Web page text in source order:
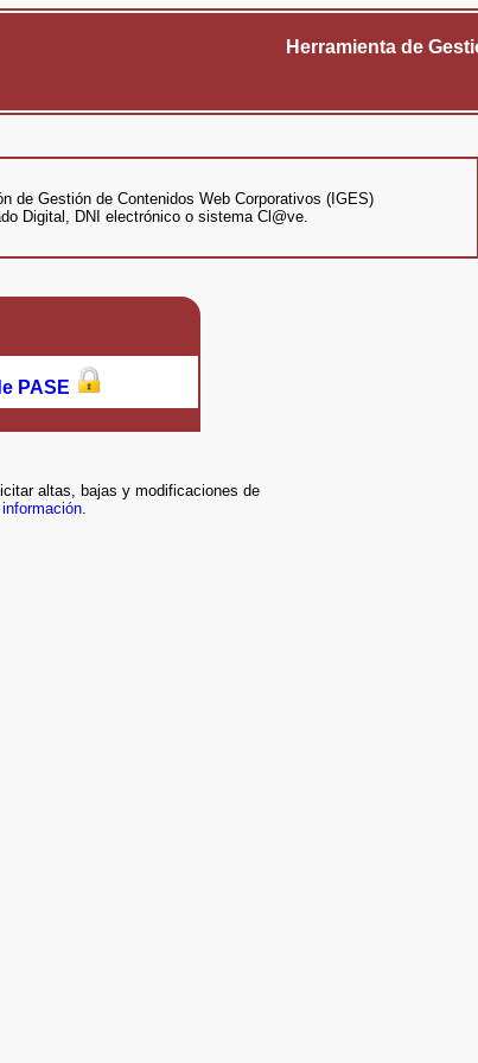
Herramienta de
de Gestión de Contenidos Web Corporativos (IGES)
Digital, DNI electrónico o sistema Cl@ve.
PASE
altas, bajas y modificaciones de
información.